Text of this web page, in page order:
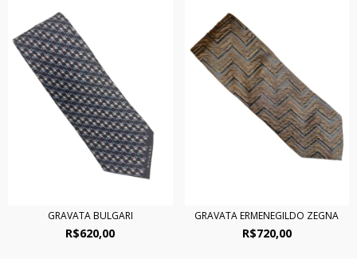
GRAVATA BULGARI
R$620,00
GRAVATA ERMENEGILDO ZEGNA
R$720,00